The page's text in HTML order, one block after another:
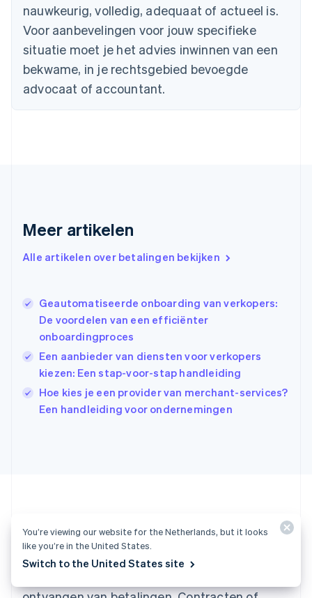
nauwkeurig, volledig, adequaat of actueel is.
Voor aanbevelingen voor jouw specifieke
situatie moet je het advies inwinnen van een
bekwame, in je rechtsgebied bevoegde
advocaat of accountant.
Meer artikelen
Alle artikelen over betalingen bekijken
Geautomatiseerde onboarding van verkopers:
De voordelen van een efficiënter
onboardingproces
Een aanbieder van diensten voor verkopers
kiezen: Een stap-voor-stap handleiding
Hoe kies je een provider van merchant-services?
Een handleiding voor ondernemingen
Klaar om aan de slag te gaan?
Cyprus
English
Denemarken
English
Duitsland
DeutschEnglish
English
English
English
Ierland
English
English
Italië
ItalianoEnglish
日本語English
Kroatië
FrançaisDeutschEnglish
Maleisië
Malta
You’re viewing our website for the Netherlands, but it looks
like you’re in the United States.
Switch to the United States site